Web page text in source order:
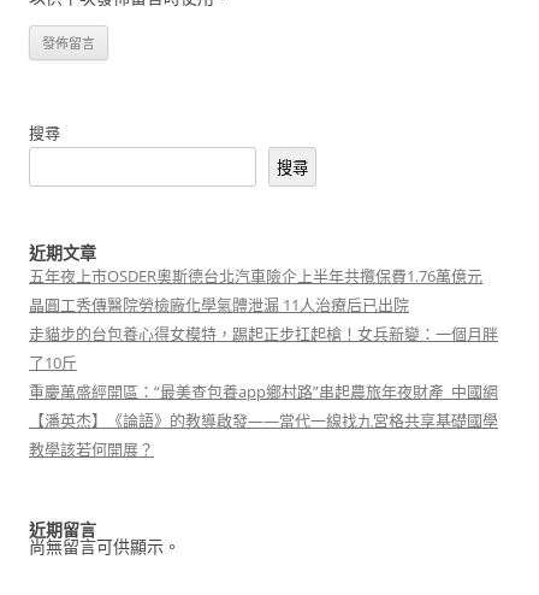
搜尋
搜尋
近期文章
五年夜上市OSDER奧斯德台北汽車險企上半年共攬保費1.76萬億元
晶圓工秀傳醫院勞檢廠化學氣體泄漏 11人治療后已出院
走貓步的台包養心得女模特，踢起正步扛起槍！女兵新變：一個月胖
了10斤
重慶萬盛經開區：“最美查包養app鄉村路”串起農旅年夜財產_中國網
【潘英杰】《論語》的教導啟發——當代一線找九宮格共享基礎國學
教學該若何開展？
近期留言
尚無留言可供顯示。